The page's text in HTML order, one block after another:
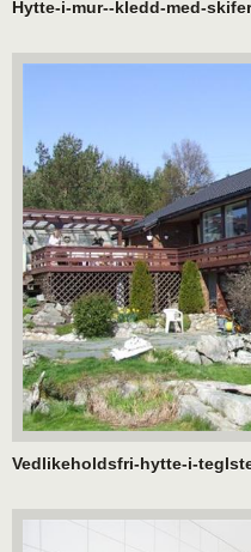
Hytte-i-mur--kledd-med-skifer
Vedlikeholdsfri-hytte-i-